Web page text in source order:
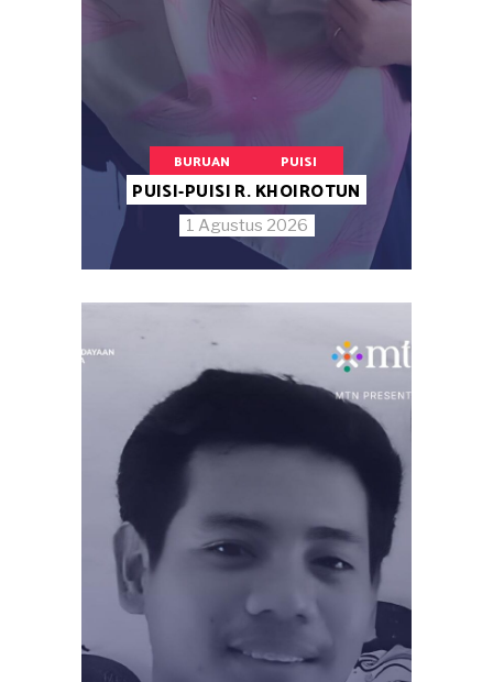
BURUAN PUISI
PUISI-PUISI R. KHOIROTUN
1 Agustus 2026